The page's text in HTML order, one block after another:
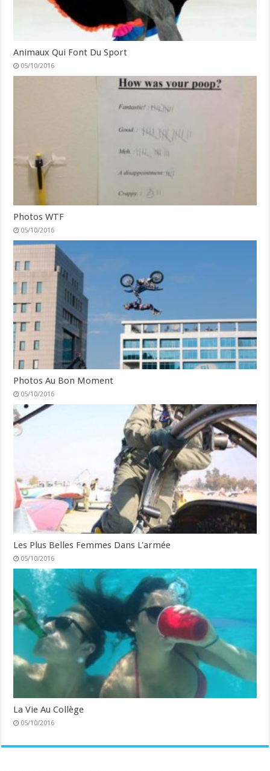
Animaux Qui Font Du Sport
05/10/2016
Photos WTF
05/10/2016
Photos Au Bon Moment
05/10/2016
Les Plus Belles Femmes Dans L'armée
05/10/2016
La Vie Au Collège
05/10/2016